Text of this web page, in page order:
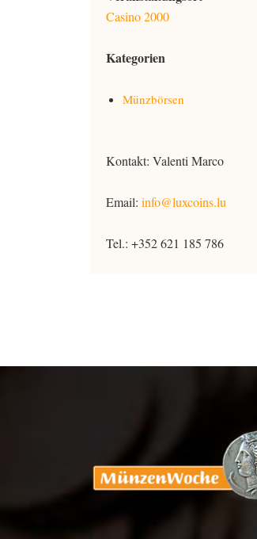
Casino 2000
Kategorien
Münzbörsen
Kontakt: Valenti Marco
Email: info@luxcoins.lu
Tel.: +352 621 185 786